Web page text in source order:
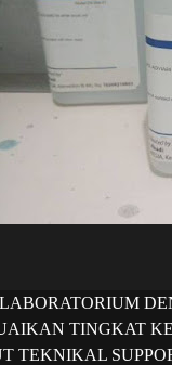
TINGKAT
TEKNIKAL